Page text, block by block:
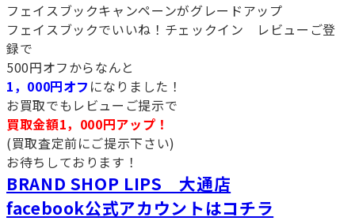
フェイスブックキャンペーンがグレードアップ
フェイスブックでいいね！チェックイン レビューご登
録で
500円オフからなんと
1，000円オフ になりました！
お買取でもレビューご提示で
買取金額1，000円アップ！
(買取査定前にご提示下さい)
お待ちしております！
BRAND SHOP LIPS 大通店
facebook公式アカウントはコチラ